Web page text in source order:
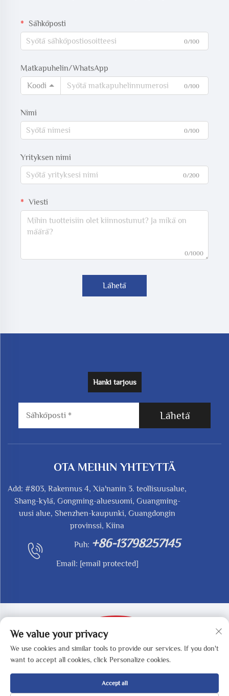
Sähköposti
0/100
Matkapuhelin/WhatsApp
Koodi
0/100
Nimi
0/100
Yrityksen nimi
0/200
Viesti
0/1000
Lähetä
Hanki tarjous
Lähetä
OTA MEIHIN YHTEYTTÄ
Add: #803, Rakennus 4, Xia'nanin 3. teollisuusalue,
Shang-kylä, Gongming-aluesuomi, Guangming-
uusi alue, Shenzhen-kaupunki, Guangdongin
provinssi, Kiina
Puh: +86-13798257145
Email: [email protected]
Copyright © 2025 by SHENZHEN REDY-MED
TECHNOLOGY CO.,LTD - Tietosuojakäytäntö
We value your privacy
We use cookies and similar tools to provide our services. If you don't
want to accept all cookies, click Personalize cookies.
Accept all